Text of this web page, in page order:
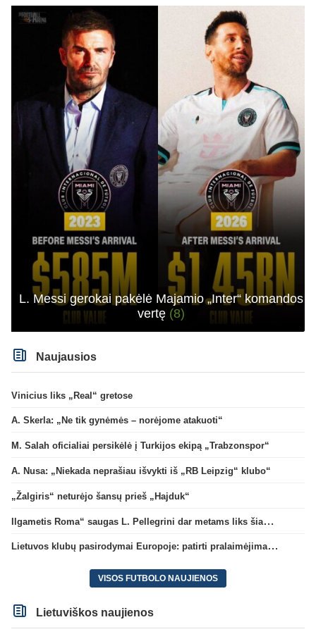
L. Messi gerokai pakėlė Majamio „Inter“ komandos
vertę (8)
Naujausios
Vinicius liks „Real“ gretose
A. Skerla: „Ne tik gynėmės – norėjome atakuoti“
M. Salah oficialiai persikėlė į Turkijos ekipą „Trabzonspor“
A. Nusa: „Niekada neprašiau išvykti iš „RB Leipzig“ klubo“
„Žalgiris“ neturėjo šansų prieš „Hajduk“
Ilgametis Roma“ saugas L. Pellegrini dar metams liks šiame klube
Lietuvos klubų pasirodymai Europoje: patirti pralaimėjimai Kroatijos atstovams
VISOS FUTBOLO NAUJIENOS
Lietuviškos naujienos